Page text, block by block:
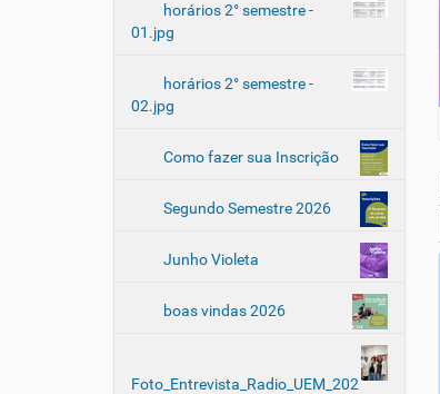
horários 2° semestre -
01.jpg
horários 2° semestre -
02.jpg
Como fazer sua Inscrição
Segundo Semestre 2026
Junho Violeta
boas vindas 2026
Foto_Entrevista_Radio_UEM_202